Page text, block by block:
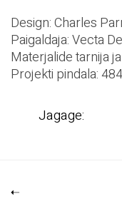
Design:Charles
Paigaldaja:Vecta
Materjalide tarnija
Projekti pindala:
Jagage: